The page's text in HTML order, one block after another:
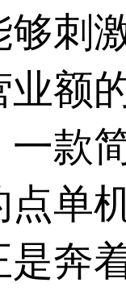
刺
额
款
点单
奔